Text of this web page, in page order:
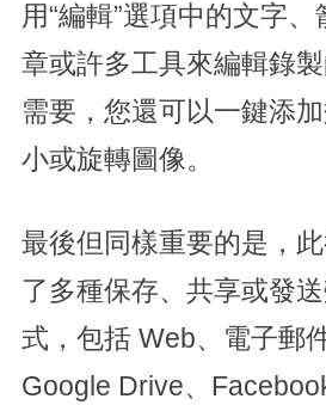
用“編輯”選項中的文字
章或許多工具來編輯錄
需要，您還可以一鍵添
小或旋轉圖像。
最後但同樣重要的是，
了多種保存、共享或發
式，包括 Web、電子郵
Google Drive、